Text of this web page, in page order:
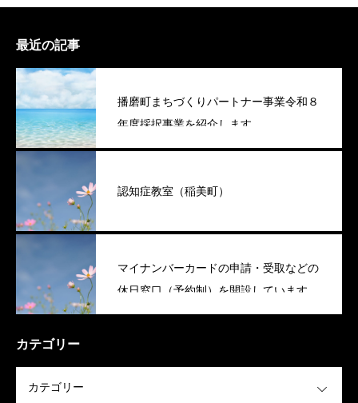
最近の記事
播磨町まちづくりパートナー事業令和８
年度採択事業を紹介します
認知症教室（稲美町）
マイナンバーカードの申請・受取などの
休日窓口（予約制）を開設しています
（稲美町）
カテゴリー